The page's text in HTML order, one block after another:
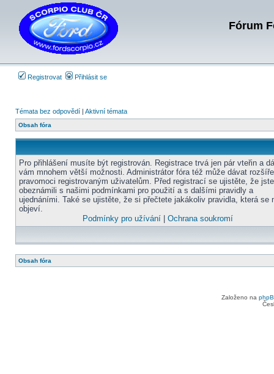
Fórum
Registrovat Přihlásit se
Témata bez odpovědí | Aktivní témata
Obsah fóra
Pro přihlášení musíte být registrován. Registrace trvá jen pár vteřin a
vám mnohem větší možnosti. Administrátor fóra též může dávat
pravomoci registrovaným uživatelům. Před registrací se ujistěte, že
obeznámili s našimi podmínkami pro použití a s dalšími pravidly a
ujednáními. Také se ujistěte, že si přečtete jakákoliv pravidla, která se
objeví.
Podmínky pro užívání| Ochrana soukromí
Obsah fóra
Založeno na